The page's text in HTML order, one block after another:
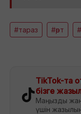
#тараз #өрт
TikTok-та
бізге
Маңызды
үшін